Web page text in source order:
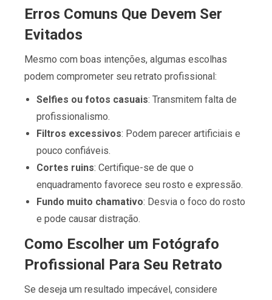
Erros Comuns Que Devem Ser
Evitados
Mesmo com boas intenções, algumas escolhas
podem comprometer seu retrato profissional:
Selfies ou fotos casuais: Transmitem falta de
profissionalismo.
Filtros excessivos: Podem parecer artificiais e
pouco confiáveis.
Cortes ruins: Certifique-se de que o
enquadramento favorece seu rosto e expressão.
Fundo muito chamativo: Desvia o foco do rosto
e pode causar distração.
Como Escolher um Fotógrafo
Profissional Para Seu Retrato
Se deseja um resultado impecável, considere